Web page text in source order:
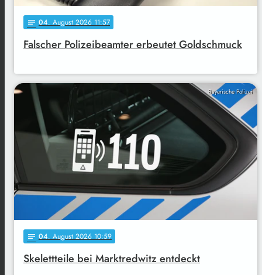
notes 04. August 2026 11:57
Falscher Polizeibeamter erbeutet Goldschmuck
Bayerische Polizei
notes 04. August 2026 10:59
Skelettteile bei Marktredwitz entdeckt